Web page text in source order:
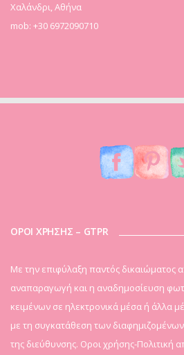
Χαλάνδρι, Αθήνα
mob: +30 6972090710
ΟΡΟΙ ΧΡΗΣΗΣ – GTPR
Mε την επιφύλαξη παντός δικαιώματος
αναπαραγωγή και η αναδημοσίευση
κειμένων σε ηλεκτρονικά μέσα ή άλλα
με τη συγκατάθεση των
της διεύθυνσης. Οροι χρήσης-Πολιτική